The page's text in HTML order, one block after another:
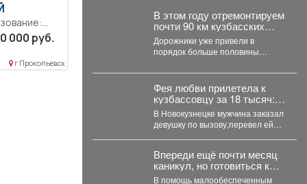
кадров
000 руб.
г Прокопьевск
В этом году отремонтируем
почти 90 км кузбасских
дорог по нацпроекту
«Инфраструктура для
жизни», который
инициировал наш
Президент Владимир
Владимирович Путин.
Дорожники уже привели в
порядок больше половины
этот сезон. Например, закончили
работу...
Фея любви прилетела к
кузбассовцу за 18 тысяч:
счастье продлилось
недолго
В Новокузнецке мужчина заказал
девушку по вызову,перевел ей
Впереди ещё почти месяц
каникул, но готовиться к
учебному году уже пора.
В помощь малообеспеченным